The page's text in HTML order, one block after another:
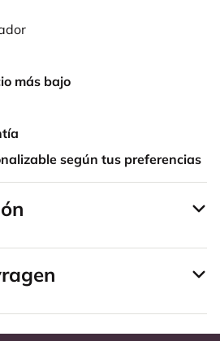
más bajo
según tus preferencias